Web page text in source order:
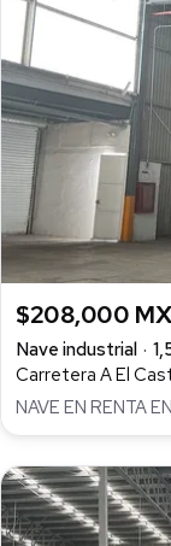
$208,000
Nave industrial
Carretera A El
NAVE EN RENTA